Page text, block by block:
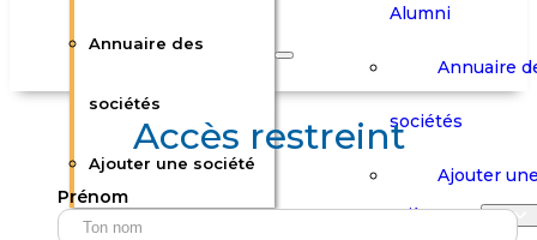
Rechercher sur le site
Rechercher
Annuaire des
sociétés
Ajouter une société
Alumni
Annuaire
sociétés
Ajouter
Carrières
Accès restreint
Prénom